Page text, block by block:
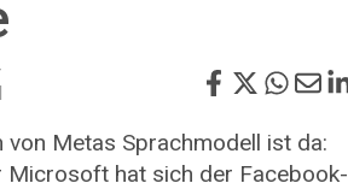
von Metas Sprachmodell ist da:
Microsoft hat sich der Facebook-